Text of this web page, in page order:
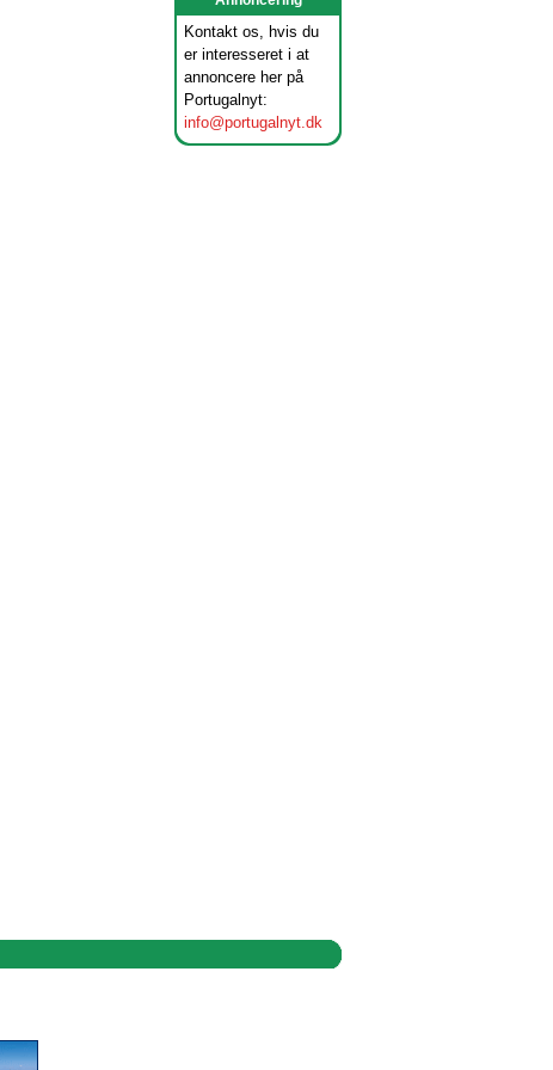
Kontakt os, hvis du
er interesseret i at
annoncere her på
Portugalnyt:
info@portugalnyt.dk